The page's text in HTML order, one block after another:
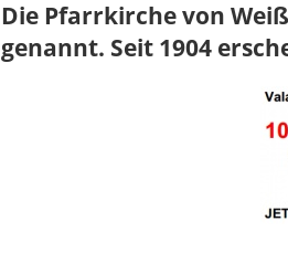
Die Pfarrkirche von
genannt. Seit 1904